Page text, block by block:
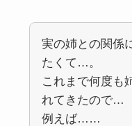
実の姉との関係
たくて…。
これまで何度も
れてきたので…
例えば……